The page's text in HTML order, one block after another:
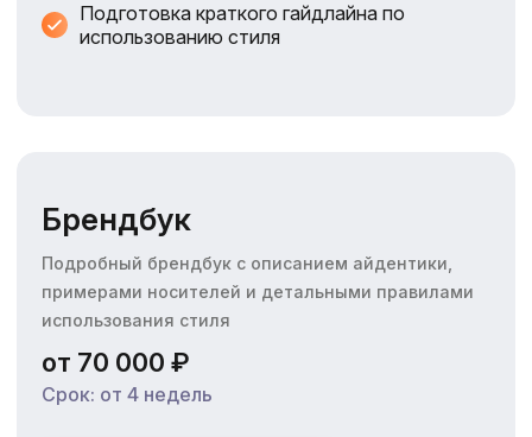
Подготовка краткого гайдлайна по
использованию стиля
Брендбук
Подробный брендбук с описанием айдентики,
примерами носителей и детальными правилами
использования стиля
от 70 000 ₽
Срок: от 4 недель